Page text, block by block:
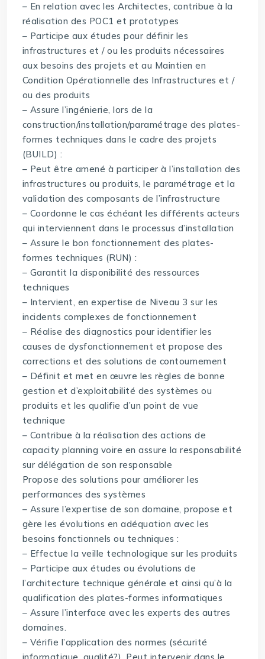
– En relation avec les Architectes, contribue à la
réalisation des POC1 et prototypes
– Participe aux études pour définir les
infrastructures et / ou les produits nécessaires
aux besoins des projets et au Maintien en
Condition Opérationnelle des Infrastructures et /
ou des produits
– Assure l’ingénierie, lors de la
construction/installation/paramétrage des plates-
formes techniques dans le cadre des projets
(BUILD) :
– Peut être amené à participer à l’installation des
infrastructures ou produits, le paramétrage et la
validation des composants de l’infrastructure
– Coordonne le cas échéant les différents acteurs
qui interviennent dans le processus d’installation
– Assure le bon fonctionnement des plates-
formes techniques (RUN) :
– Garantit la disponibilité des ressources
techniques
– Intervient, en expertise de Niveau 3 sur les
incidents complexes de fonctionnement
– Réalise des diagnostics pour identifier les
causes de dysfonctionnement et propose des
corrections et des solutions de contournement
– Définit et met en œuvre les règles de bonne
gestion et d’exploitabilité des systèmes ou
produits et les qualifie d’un point de vue
technique
– Contribue à la réalisation des actions de
capacity planning voire en assure la responsabilité
sur délégation de son responsable
Propose des solutions pour améliorer les
performances des systèmes
– Assure l’expertise de son domaine, propose et
gère les évolutions en adéquation avec les
besoins fonctionnels ou techniques :
– Effectue la veille technologique sur les produits
– Participe aux études ou évolutions de
l’architecture technique générale et ainsi qu’à la
qualification des plates-formes informatiques
– Assure l’interface avec les experts des autres
domaines.
– Vérifie l’application des normes (sécurité